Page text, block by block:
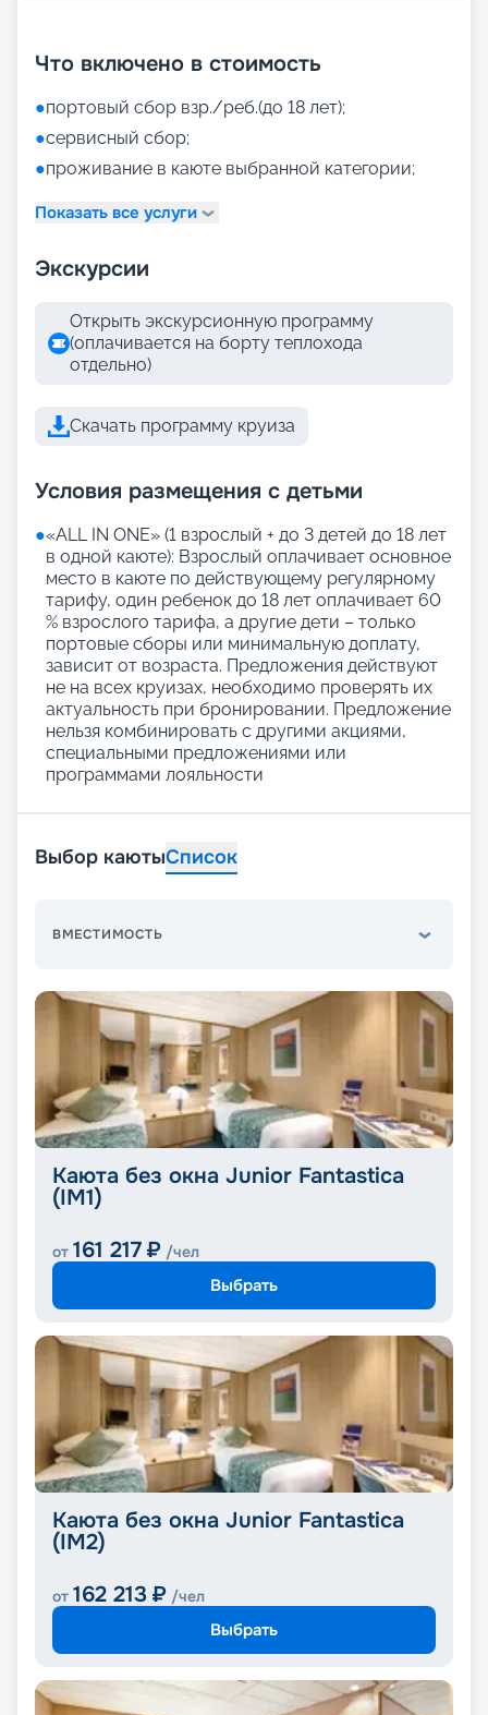
Что включено в стоимость
●портовый сбор взр./реб.(до 18 лет);
●сервисный сбор;
●проживание в каюте выбранной категории;
Показать все услуги
Экскурсии
Открыть экскурсионную программу
(оплачивается на борту теплохода
отдельно)
Скачать программу круиза
Условия размещения с детьми
●«АLL IN ONE» (1 взрослый + до 3 детей до 18 лет
в одной каюте): Взрослый оплачивает основное
место в каюте по действующему регулярному
тарифу, один ребенок до 18 лет оплачивает 60
% взрослого тарифа, а другие дети – только
портовые сборы или минимальную доплату,
зависит от возраста. Предложения действуют
не на всех круизах, необходимо проверять их
актуальность при бронировании. Предложение
нельзя комбинировать с другими акциями,
специальными предложениями или
программами лояльности
Выбор каютыСписок
ВМЕСТИМОСТЬ
Каюта без окна Junior Fantastica
(IM1)
от 161 217 ₽ /чел
Выбрать
Каюта без окна Junior Fantastica
(IM2)
от 162 213 ₽ /чел
Выбрать